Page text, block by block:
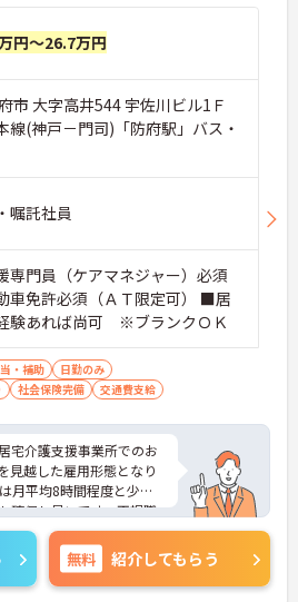
円～26.7万円
市 大字高井544 宇佐川ビル1Ｆ
線(神戸－門司)「防府駅」バス・
嘱託社員
専門員（ケアマネジャー）必須
車免許必須（ＡＴ限定可） ■居
験あれば尚可 ※ブランクＯＫ
・補助
日勤のみ
社会保険完備 交通費支給
宅介護支援事業所でのお
見越した雇用形態となり
月平均8時間程度と少な
確保し易いです。正規職
金制度が適応されます。
策ポイントなど、さら
お気軽にご相談くださ
無料 紹介してもらう